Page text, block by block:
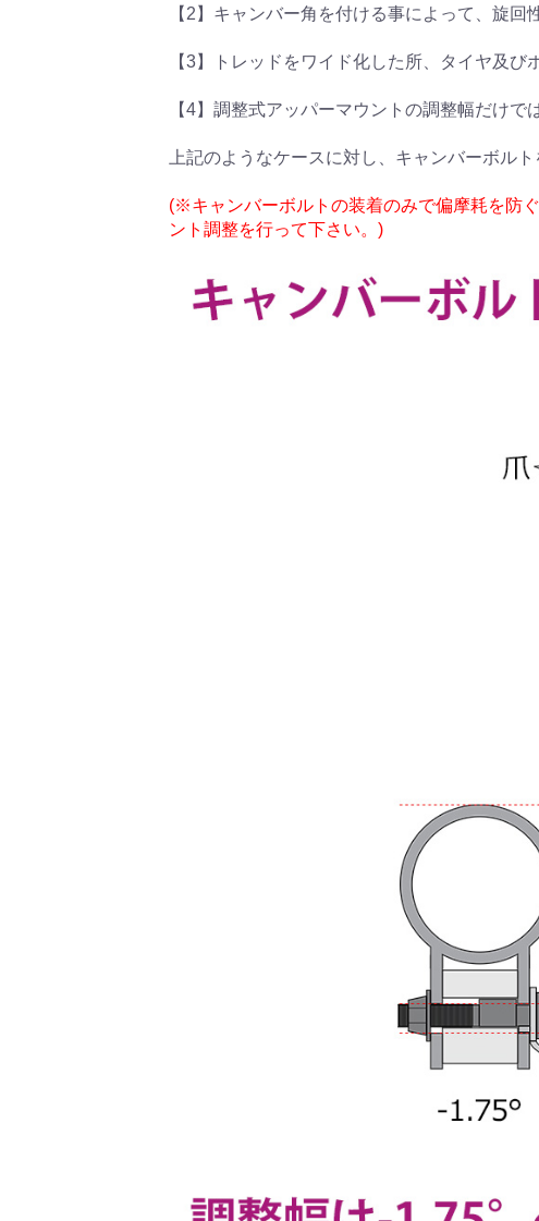
【2】キャンバー角を付ける事によって、旋回
【3】トレッドをワイド化した所、タイヤ及
【4】調整式アッパーマウントの調整幅だけで
上記のようなケースに対し、キャンバーボル
(※キャンバーボルトの装着のみで偏摩耗を防
ント調整を行って下さい。)